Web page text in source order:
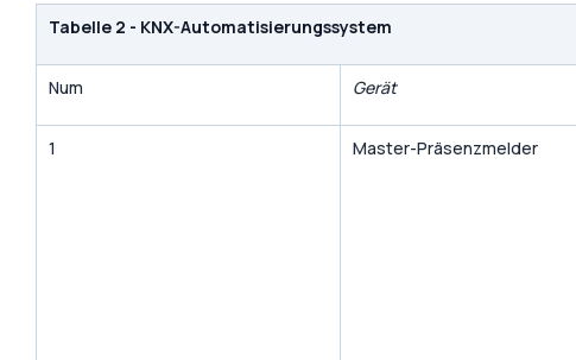
Tabelle 2 - KNX-Automatisierungssystem
Num Gerät
1 Master-Präsenzmelder